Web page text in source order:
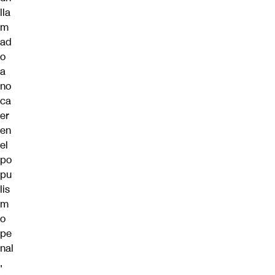
lla
m
ad
o
a
no
ca
er
en
el
po
pu
lis
m
o
pe
nal
,